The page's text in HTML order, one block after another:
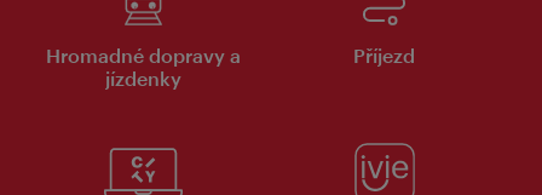
Hromadné dopravy a
jízdenky
Příjezd